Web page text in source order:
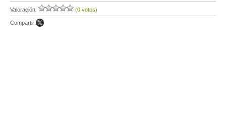
Valoración: (0 votos)
Compartir: